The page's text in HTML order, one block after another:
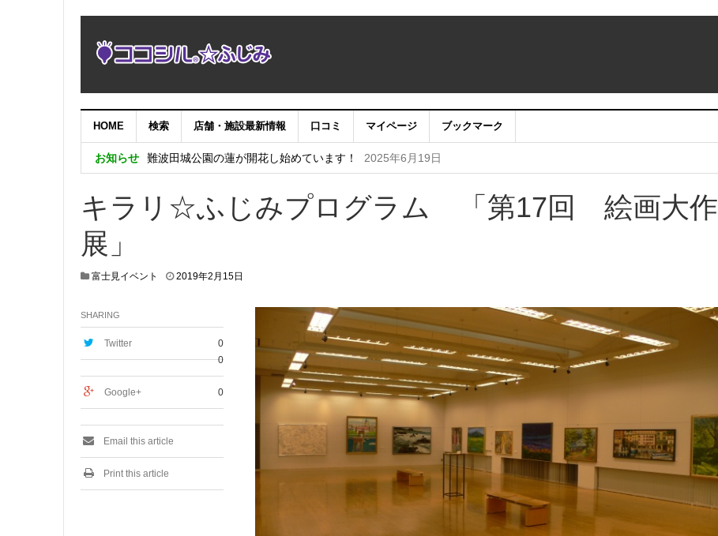
HOME 検索 店舗・施設最新情報 口コミ マイページ ブックマーク
お知らせ
NHK「にっぽん縦断こころ旅2025」あなたの心の風景募集中！ 2025年6月24日
難波田城公園の蓮が開花し始めています！ 2025年6月19日
倉本眞理ピアノコンサートinみずほ台〜ピアノの音色で感じる優しい春の足音〜 2025年1月29日
キラリ☆ふじみプログラム 「第17回 絵画大作
展」
富士見イベント 2019年2月15日
SHARING
Twitter
0
0
Google+ 0
Email this article
Print this article